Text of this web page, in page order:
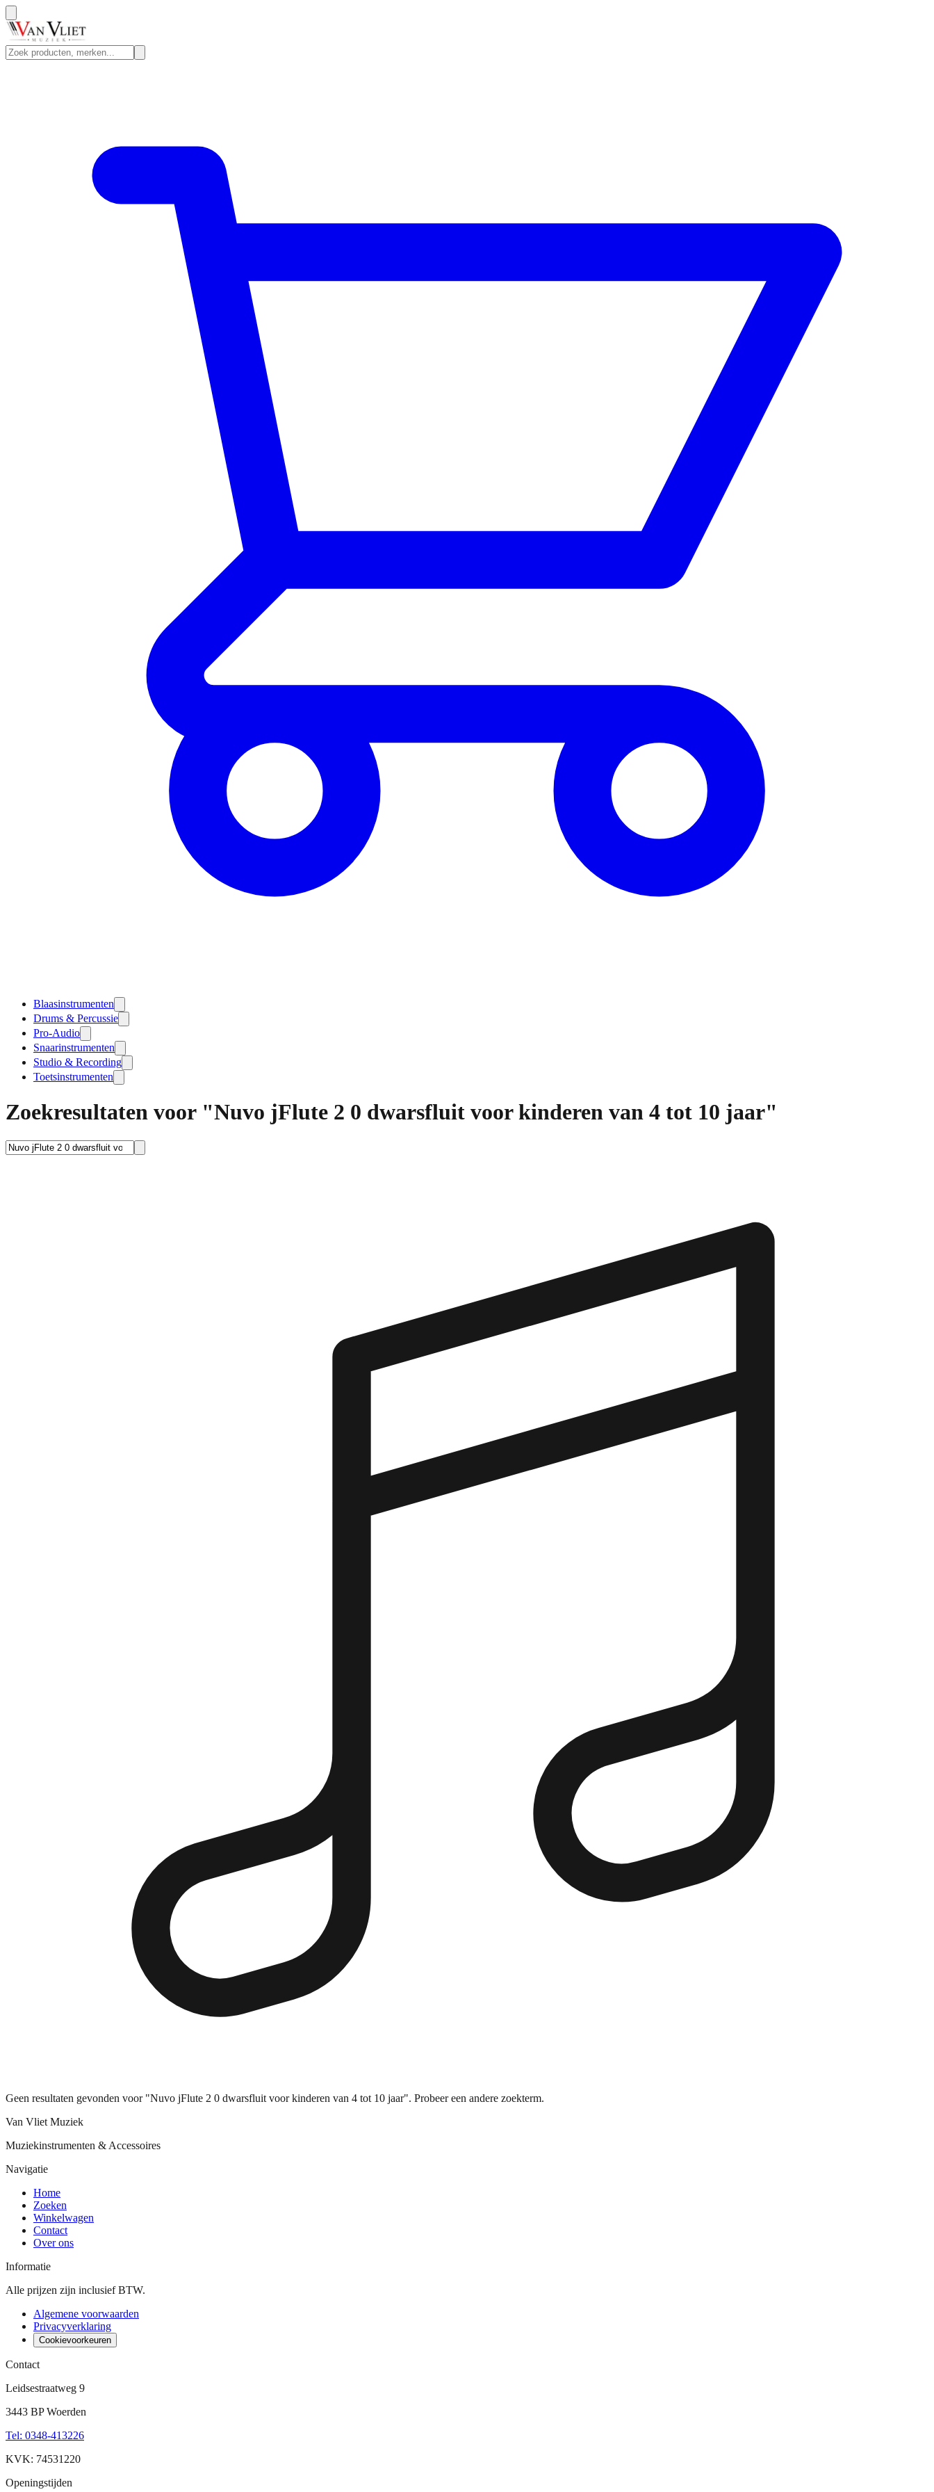
Blaasinstrumenten
Drums & Percussie
Pro-Audio
Snaarinstrumenten
Studio & Recording
Toetsinstrumenten
Zoekresultaten voor "Nuvo jFlute 2 0 dwarsfluit voor kinderen van 4 tot 10 jaar"
Geen resultaten gevonden voor "Nuvo jFlute 2 0 dwarsfluit voor kinderen van 4 tot 10 jaar". Probeer een andere zoekterm.
Van Vliet Muziek
Muziekinstrumenten & Accessoires
Navigatie
Home
Zoeken
Winkelwagen
Contact
Over ons
Informatie
Alle prijzen zijn inclusief BTW.
Algemene voorwaarden
Privacyverklaring
Cookievoorkeuren
Contact
Leidsestraatweg 9
3443 BP Woerden
Tel: 0348-413226
KVK: 74531220
Openingstijden